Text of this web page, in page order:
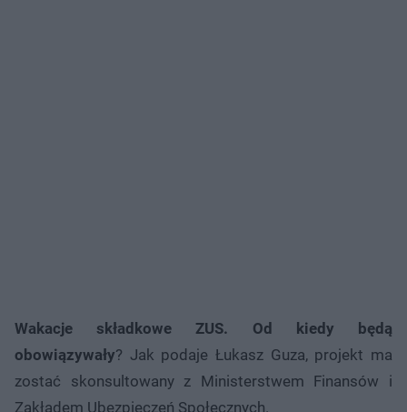
Wakacje składkowe ZUS. Od kiedy będą
obowiązywały? Jak podaje Łukasz Guza, projekt ma
zostać skonsultowany z Ministerstwem Finansów i
Zakładem Ubezpieczeń Społecznych.